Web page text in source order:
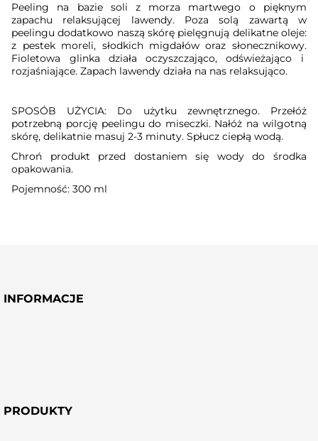
Peeling na bazie soli z morza martwego o pięknym
zapachu relaksującej lawendy. Poza solą zawartą w
peelingu dodatkowo naszą skórę pielęgnują delikatne oleje:
z pestek moreli, słodkich migdałów oraz słonecznikowy.
Fioletowa glinka działa oczyszczająco, odświeżająco i
rozjaśniające. Zapach lawendy działa na nas relaksująco.
SPOSÓB UŻYCIA: Do użytku zewnętrznego. Przełóż
potrzebną porcję peelingu do miseczki. Nałóż na wilgotną
skórę, delikatnie masuj 2-3 minuty. Spłucz ciepłą wodą.
Chroń produkt przed dostaniem się wody do środka
opakowania.
Pojemność: 300 ml
INFORMACJE
PRODUKTY